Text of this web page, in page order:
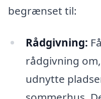
begrænset til:
Rådgivning:
rådgivning
udnytte